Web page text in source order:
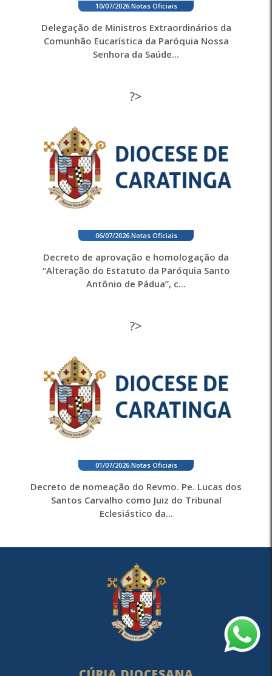
10/07/2026. Notas Oficiais
Delegação de Ministros Extraordinários da
Comunhão Eucarística da Paróquia Nossa
Senhora da Saúde...
?>
06/07/2026. Notas Oficiais
Decreto de aprovação e homologação da
“Alteração do Estatuto da Paróquia Santo
Antônio de Pádua”, c...
?>
01/07/2026. Notas Oficiais
Decreto de nomeação do Revmo. Pe. Lucas dos
Santos Carvalho como Juiz do Tribunal
Eclesiástico da...